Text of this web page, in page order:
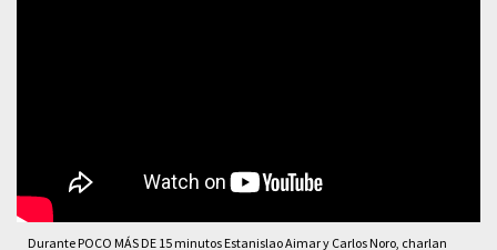
Durante POCO MÁS DE 15 minutos Estanislao Aimar y Carlos Noro, charlan